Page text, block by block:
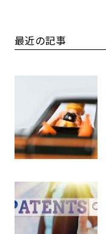
最近の記事